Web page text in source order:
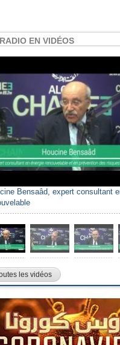
EN VIDÉOS
Bensaâd, expert consultant
les vidéos